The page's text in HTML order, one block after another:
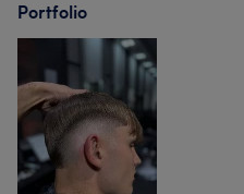
Portfolio